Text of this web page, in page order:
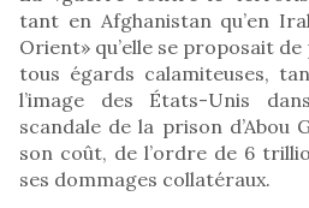
tant en Afghanistan qu’en
Orient» qu’elle se proposait
tous égards calamiteuses,
l’image des États-Unis
scandale de la prison d’Abou
son coût, de l’ordre de 6
ses dommages collatéraux.